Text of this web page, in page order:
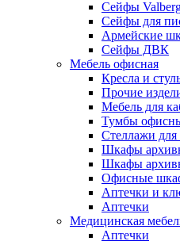
Сейфы
Сейфы для
Армейские
Сейфы ДВК
Мебель офисная
Кресла и
Прочие
Мебель для
Тумбы
Стеллажи для
Шкафы
Шкафы
Офисные
Аптечки и
Аптечки
Медицинская
Аптечки